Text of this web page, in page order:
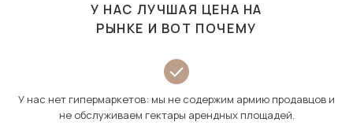
У НАС ЛУЧШАЯ ЦЕНА НА
РЫНКЕ И ВОТ ПОЧЕМУ
У нас нет гипермаркетов: мы не содержим армию продавцов и
не обслуживаем гектары арендных площадей.